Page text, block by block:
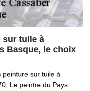
sur tuile à
Basque, le choix
peinture sur tuile à
Le peintre du Pays